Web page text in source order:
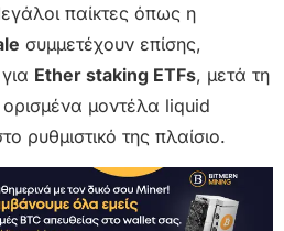
παίκτες όπως η
συμμετέχουν επίσης,
Ether staking ETFs, μετά τη
ορισμένα μοντέλα liquid
ρυθμιστικό της πλαίσιο.